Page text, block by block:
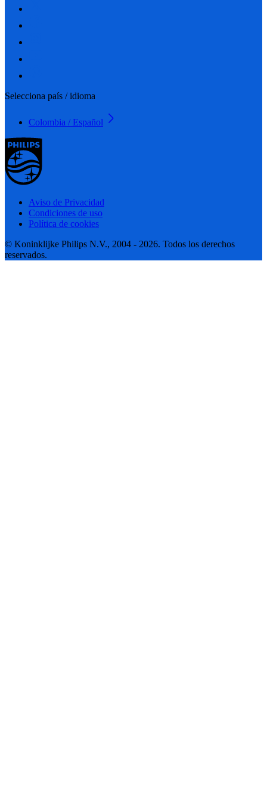
Selecciona país / idioma
Colombia / Español
Aviso de Privacidad
Condiciones de uso
Política de cookies
© Koninklijke Philips N.V., 2004 - 2026. Todos los derechos
reservados.